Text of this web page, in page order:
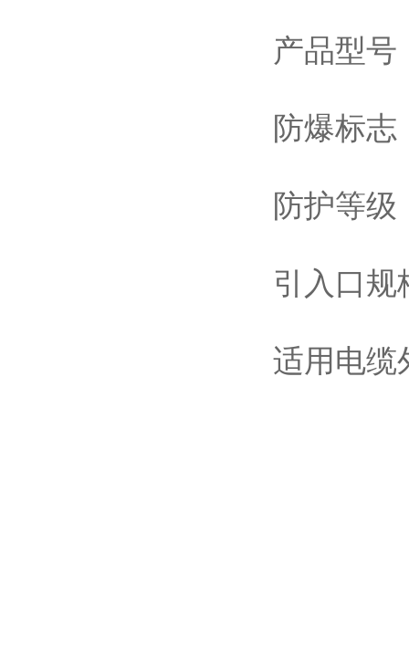
产品型号
防爆标志
防护等级
引入口规
适用电缆